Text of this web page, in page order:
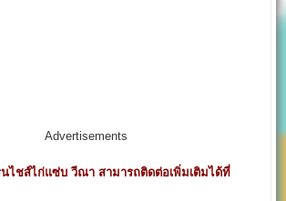
Advertisements
ไชส์ไก่แซ่บ วีณา สามารถติดต่อเพิ่มเติมได้ที่